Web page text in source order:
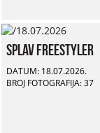
Splav Freestyler
DATUM: 18.07.2026.
BROJ FOTOGRAFIJA: 37